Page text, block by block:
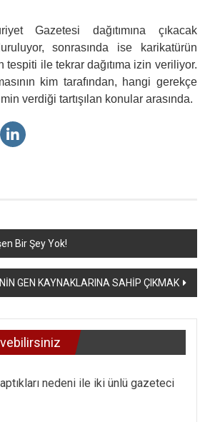
Gazetesi dağıtımına çıkacak
sonrasında ise karikatürün
tespiti ile tekrar dağıtıma izin veriliyor.
kim tarafından, hangi gerekçe
verdiği tartışılan konular arasında.
Bir Şey Yok!
GEN KAYNAKLARINA SAHİP ÇIKMAK
nedeni ile iki ünlü gazeteci